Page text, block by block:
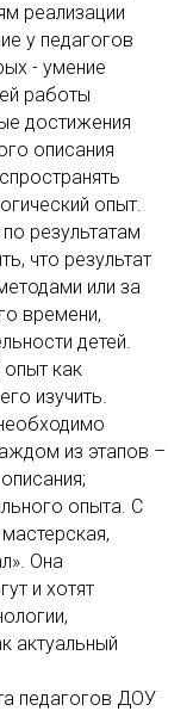
реализации
у педагогов
- умение
работы
достижения
описания
опыт.
результатам
что результат
или за
времени,
детей.
опыт как
изучить.
из этапов –
опыта. С
Она
и хотят
актуальный
педагогов ДОУ